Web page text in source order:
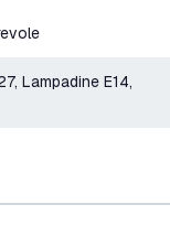
Lampadine E14,